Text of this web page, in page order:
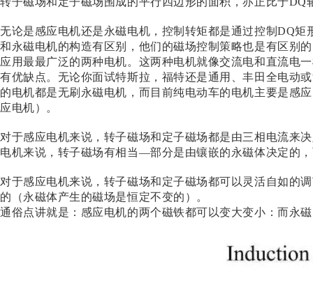
无论是感应电机还是永磁电机，控制转矩都是通过控制DQ矩
和永磁电机的构造有区别，他们的磁场控制策略也是有区别
应用最最广泛的两种电机。这两种电机就像交流电和直流电
有优缺点。无论你面试特斯拉，福特还是通用、丰田全电动
的电机都是无刷永磁电机，而目前纯电动车的电机主要是感
应电机）。
对于感应电机来说，转子磁场和定子磁场都是由三相电流来
电机来说，转子磁场有相当—部分是由镶嵌的永磁体决定的
对于感应电机来说，转子磁场和定子磁场都可以灵活自如的
的（永磁体产生的磁场是恒定不变的）。
通俗点讲就是：感应电机的两个磁铁都可以变大变小：而永